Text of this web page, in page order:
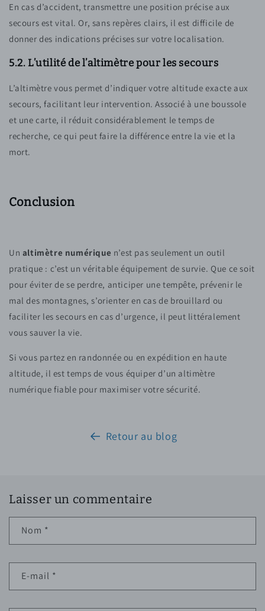
En cas d’accident, transmettre une position précise aux
secours est vital. Or, sans repères clairs, il est difficile de
donner des indications précises sur votre localisation.
5.2. L’utilité de l’altimètre pour les secours
L’altimètre vous permet d’indiquer votre altitude exacte aux
secours, facilitant leur intervention. Associé à une boussole
et une carte, il réduit considérablement le temps de
recherche, ce qui peut faire la différence entre la vie et la
mort.
Conclusion
Un altimètre numérique n’est pas seulement un outil
pratique : c’est un véritable équipement de survie. Que ce soit
pour éviter de se perdre, anticiper une tempête, prévenir le
mal des montagnes, s’orienter en cas de brouillard ou
faciliter les secours en cas d’urgence, il peut littéralement
vous sauver la vie.
Si vous partez en randonnée ou en expédition en haute
altitude, il est temps de vous équiper d’un altimètre
numérique fiable pour maximiser votre sécurité.
Retour au blog
Laisser un commentaire
Nom *
E-mail *